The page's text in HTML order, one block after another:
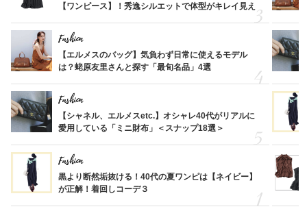
【ワンピース】！秀逸シルエットで体型がキレイ見え
Fashion
【エルメスのバッグ】気負わず日常に使えるモデル
は？蛯原友里さんと探す「最旬名品」4選
Fashion
【シャネル、エルメスetc.】オシャレ40代がリアルに
愛用している「ミニ財布」＜スナップ18選＞
Fashion
黒より断然垢抜ける！40代の夏ワンピは【ネイビー】
が正解！着回しコーデ３